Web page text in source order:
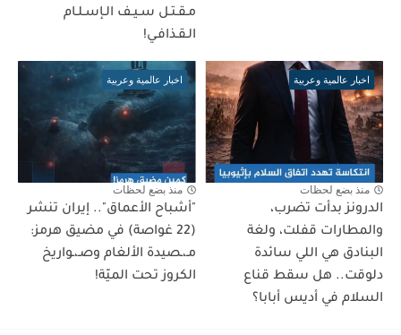
مـقـتـل سـيـف الـإسـلـام
الـقـذافـي!
اخبار عالمية وعربية
منذ بضع لحظات
الدرونز بدأت تضرب،
والمطارات قفلت، ولغة
البنادق هي اللي سائدة
دلوقت.. هل سقط قناع
السلام في أديس أبابا؟
اخبار عالمية وعربية
منذ بضع لحظات
"أشباح الأعماق".. إيران تنشر
(22 غواصة) في مضيق هرمز:
مـ،ـصيدة الألغام وصـ،ـواريخ
الكروز تحت الميّة!